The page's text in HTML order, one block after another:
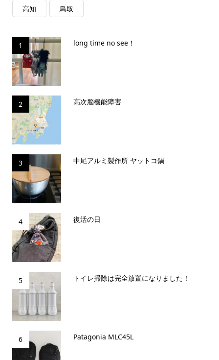
高知 鳥取
1 long time no see！
2 高次脳機能障害
3 中尾アルミ製作所 ヤットコ鍋
4 復活の日
5 トイレ掃除は完全放置になりました！
6 Patagonia MLC45L